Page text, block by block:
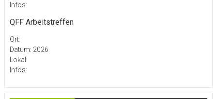
Infos:
QFF Arbeitstreffen
Ort:
Datum: 2026
Lokal:
Infos: